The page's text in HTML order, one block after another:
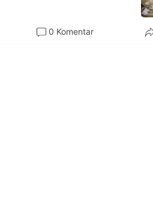
0 Komentar